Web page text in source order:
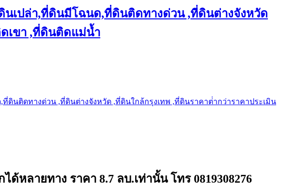
นเปล่า,ที่ดินมีโฉนด,ที่ดินติดทางด่วน ,ที่ดินต่างจังหวัด
เขา ,ที่ดินติดแม่น้ำ
ดินติดทางด่วน ,ที่ดินต่างจังหวัด ,ที่ดินใกล้กรุงเทพ ,ที่ดินราคาต่ํากว่าราคาประเมิน
หลายทาง ราคา 8.7 ลบ.เท่านั้น โทร 0819308276